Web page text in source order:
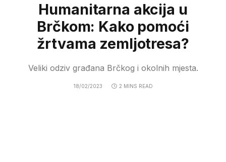
Humanitarna akcija u
Brčkom: Kako pomoći
žrtvama zemljotresa?
Veliki odziv građana Brčkog i okolnih mjesta.
18/02/2023 2 MINS READ